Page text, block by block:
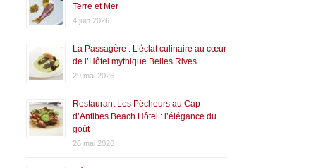
Terre et Mer
4 juin 2026
La Passagère : L’éclat culinaire au cœur
de l’Hôtel mythique Belles Rives
29 mai 2026
Restaurant Les Pêcheurs au Cap
d’Antibes Beach Hôtel : l’élégance du
goût
26 mai 2026